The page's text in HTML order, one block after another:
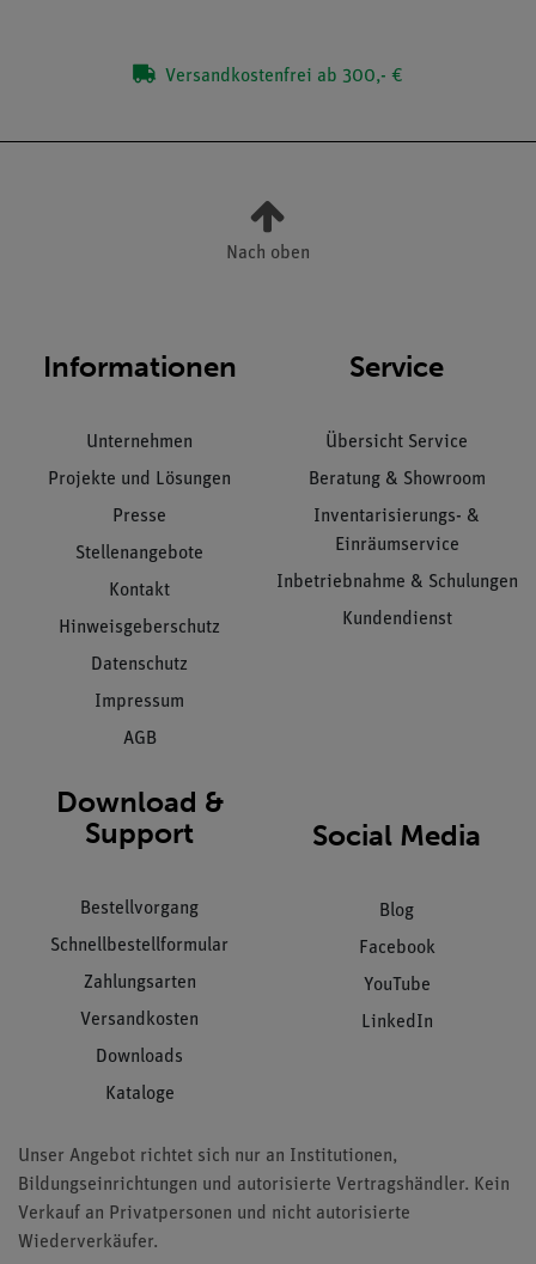
Versandkostenfrei ab 300,- €
Nach oben
Informationen
Unternehmen
Projekte und Lösungen
Presse
Stellenangebote
Kontakt
Hinweisgeberschutz
Datenschutz
Impressum
AGB
Service
Übersicht Service
Beratung & Showroom
Inventarisierungs- &
Einräumservice
Inbetriebnahme & Schulungen
Kundendienst
Download &
Support
Bestellvorgang
Schnellbestellformular
Zahlungsarten
Versandkosten
Downloads
Kataloge
Social Media
Blog
Facebook
YouTube
LinkedIn
Unser Angebot richtet sich nur an Institutionen,
Bildungseinrichtungen und autorisierte Vertragshändler. Kein
Verkauf an Privatpersonen und nicht autorisierte
Wiederverkäufer.